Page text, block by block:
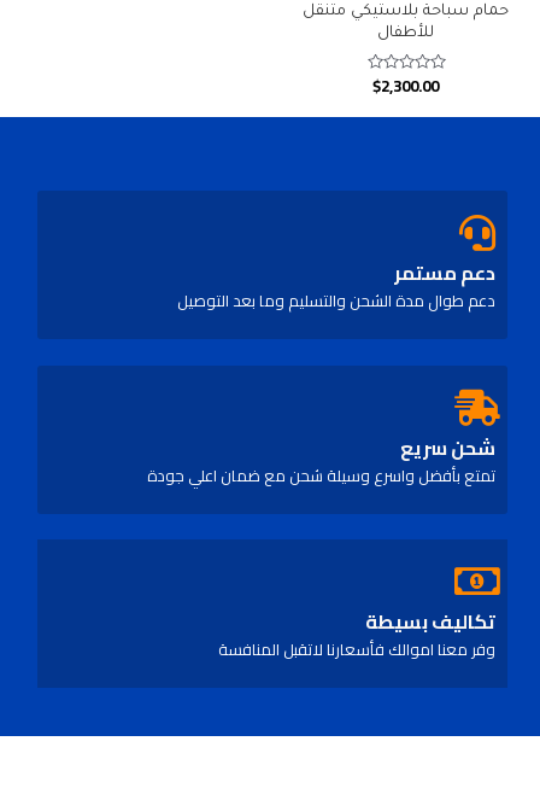
حمام سباحة بلاستيكي متنقل
للأطفال
Rated
$2,300.00
دعم مستمر
دعم طوال مدة الشحن والتسليم وما بعد التوصيل
شحن سريع
تمتع بأفضل واسرع وسيلة شحن مع ضمان اعلي جودة
تكاليف بسيطة
وفر معنا اموالك فأسعارنا لاتقبل المنافسة